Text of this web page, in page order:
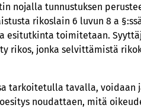
nojalla tunnustuksen
rikoslain 6 luvun 8 a
esitutkinta toimitetaan.
rikos, jonka selvittämistä
tarkoitetulla tavalla,
noudattaen, mitä